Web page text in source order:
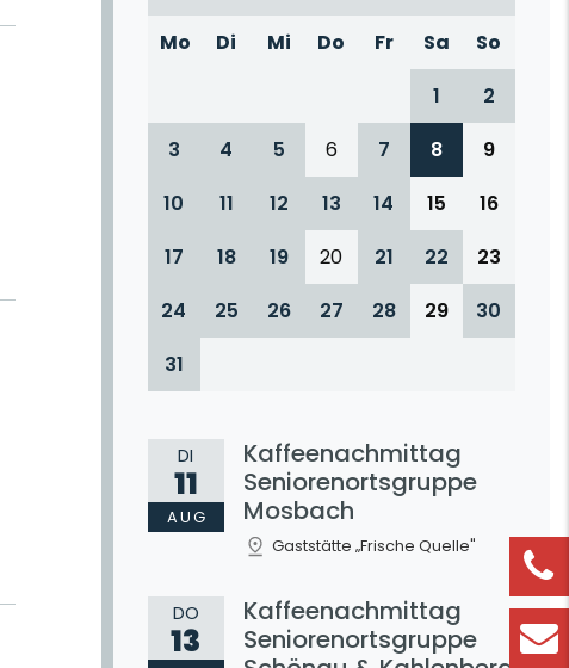
Mo Di Mi Do Fr Sa
So
1
2
3
4 5 6 7 8
9
10
11 12 13 14 15
16
17
18 19 20 21 22
23
24
25 26 27 28 29
30
31
DI
11
AUG
Kaffeenachmittag
Seniorenortsgruppe
Mosbach
Gaststätte „Frische Quelle"
DO
13
Kaffeenachmittag
Seniorenortsgruppe